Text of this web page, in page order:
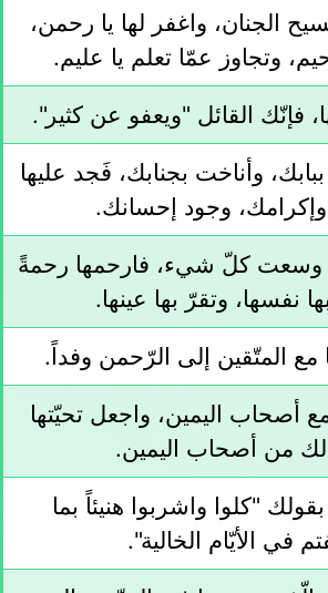
الجنان، واغفر لها يا رحمن،
وتجاوز عمّا تعلم يا عليم.
فإنّك القائل "ويعفو عن كثير".
وأناخت بجنابك، فَجد عليها
وجود إحسانك.
وسعت كلّ شيء، فارحمها رحمةً
نفسها، وتقرّ بها عينها.
مع المتّقين إلى الرّحمن وفداً.
أصحاب اليمين، واجعل تحيّتها
من أصحاب اليمين.
"كلوا واشربوا هنيئاً بما
في الأيّام الخالية".